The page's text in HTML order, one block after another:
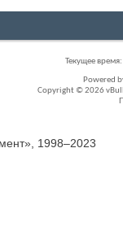
Текущее время:
Powered
Copyright © 2026
1998–2023